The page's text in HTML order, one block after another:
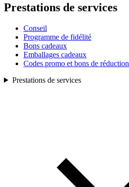
Prestations de services
Conseil
Programme de fidélité
Bons cadeaux
Emballages cadeaux
Codes promo et bons de réduction
Prestations de services